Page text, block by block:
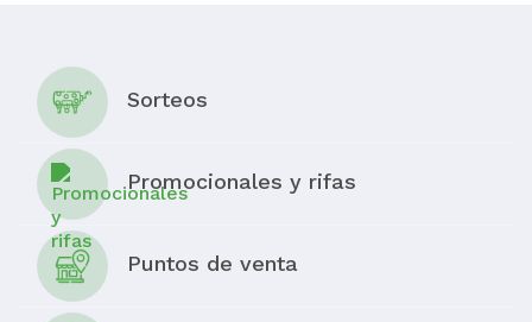
Sorteos
Promocionales y rifas
Puntos de venta